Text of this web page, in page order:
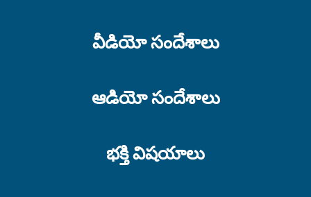
వీడియో సందేశాలు
ఆడియో సందేశాలు
భక్తి విషయాలు